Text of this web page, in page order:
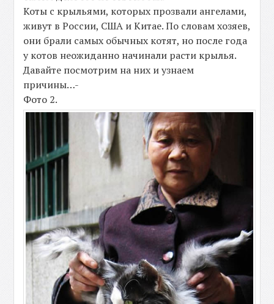
Коты с крыльями, которых прозвали ангелами,
живут в России, США и Китае. По словам хозяев,
они брали самых обычных котят, но после года
у котов неожиданно начинали расти крылья.
Давайте посмотрим на них и узнаем
причины…-
Фото 2.